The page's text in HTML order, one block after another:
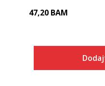
47,20 BAM